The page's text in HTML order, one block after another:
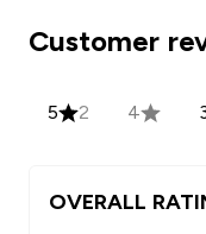
Customer
5 2 4
OVERALL